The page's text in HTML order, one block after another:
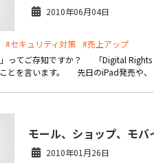
2010年06月04日
#セキュリティ対策 #売上アップ
ってご存知ですか？ 「Digital
ことを言います。 先日のiPad発売や
モール、ショップ、モ
2010年01月26日